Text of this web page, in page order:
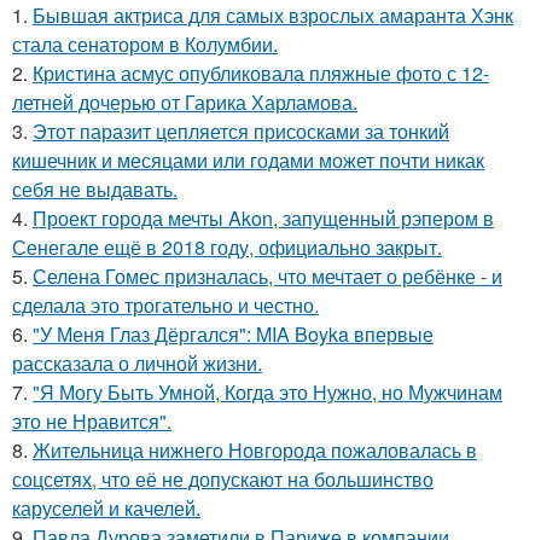
1. Бывшая актриса для самых взрослых амаранта Хэнк
стала сенатором в Колумбии.
2. Кристина асмус опубликовала пляжные фото с 12-
летней дочерью от Гарика Харламова.
3. Этот паразит цепляется присосками за тонкий
кишечник и месяцами или годами может почти никак
себя не выдавать.
4. Проект города мечты Akon, запущенный рэпером в
Сенегале ещё в 2018 году, официально закрыт.
5. Селена Гомес призналась, что мечтает о ребёнке - и
сделала это трогательно и честно.
6. "У Меня Глаз Дёргался": MIA Boyka впервые
рассказала о личной жизни.
7. "Я Могу Быть Умной, Когда это Нужно, но Мужчинам
это не Нравится".
8. Жительница нижнего Новгорода пожаловалась в
соцсетях, что её не допускают на большинство
каруселей и качелей.